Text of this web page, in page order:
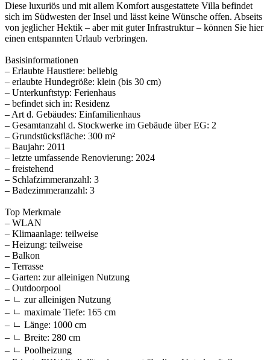
Diese luxuriös und mit allem Komfort ausgestattete Villa befindet
sich im Südwesten der Insel und lässt keine Wünsche offen. Abseits
von jeglicher Hektik – aber mit guter Infrastruktur – können Sie hier
einen entspannten Urlaub verbringen.
Basisinformationen
– Erlaubte Haustiere: beliebig
– erlaubte Hundegröße: klein (bis 30 cm)
– Unterkunftstyp: Ferienhaus
– befindet sich in: Residenz
– Art d. Gebäudes: Einfamilienhaus
– Gesamtanzahl d. Stockwerke im Gebäude über EG: 2
– Grundstücksfläche: 300 m²
– Baujahr: 2011
– letzte umfassende Renovierung: 2024
– freistehend
– Schlafzimmeranzahl: 3
– Badezimmeranzahl: 3
Top Merkmale
– WLAN
– Klimaanlage: teilweise
– Heizung: teilweise
– Balkon
– Terrasse
– Garten: zur alleinigen Nutzung
– Outdoorpool
– ㄴ zur alleinigen Nutzung
– ㄴ maximale Tiefe: 165 cm
– ㄴ Länge: 1000 cm
– ㄴ Breite: 280 cm
– ㄴ Poolheizung